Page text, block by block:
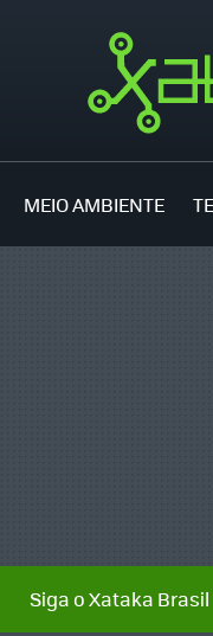
MEIO AMBIENTE
Siga o Xataka